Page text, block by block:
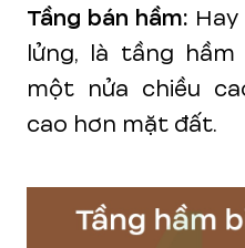
Tầng bán hầm:
lửng, là tầng
một nửa chiều
cao hơn mặt đất.